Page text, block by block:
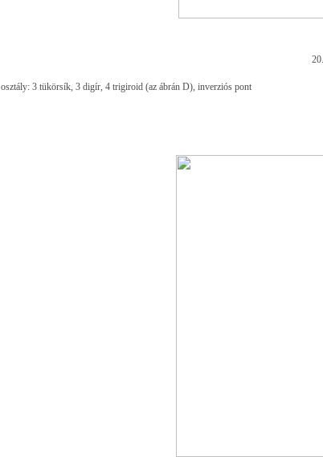
osztály: 3 tükörsík, 3 digír, 4 trigiroid (az ábrán D), inverziós pont